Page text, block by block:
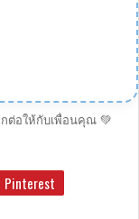
ต่อให้กับเพื่อนคุณ 💚
Pinterest